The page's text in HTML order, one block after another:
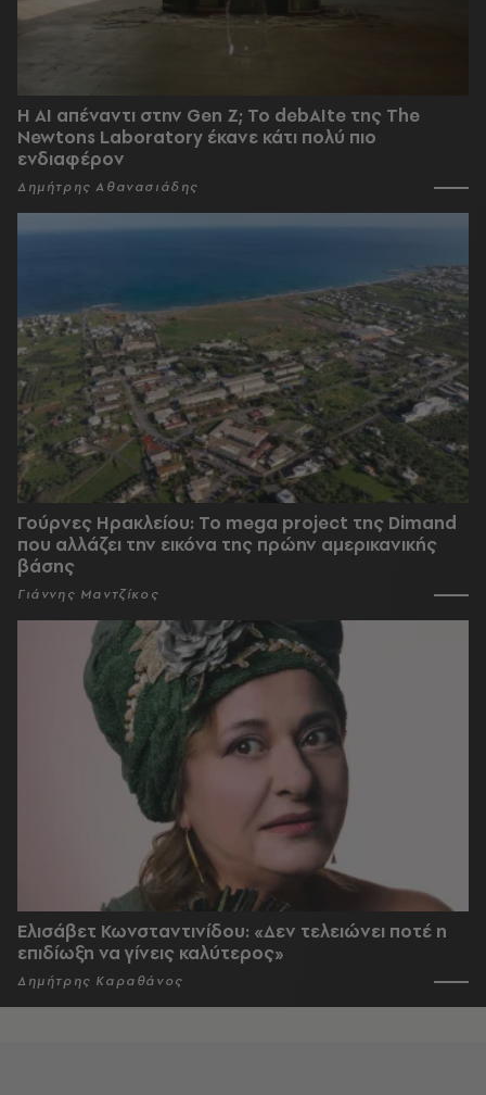
Η AI απέναντι στην Gen Z; Το debAIte της The
Newtons Laboratory έκανε κάτι πολύ πιο
ενδιαφέρον
Δημήτρης Αθανασιάδης
Γούρνες Ηρακλείου: To mega project της Dimand
που αλλάζει την εικόνα της πρώην αμερικανικής
βάσης
Γιάννης Μαντζίκος
Ελισάβετ Κωνσταντινίδου: «Δεν τελειώνει ποτέ η
επιδίωξη να γίνεις καλύτερος»
Δημήτρης Καραθάνος